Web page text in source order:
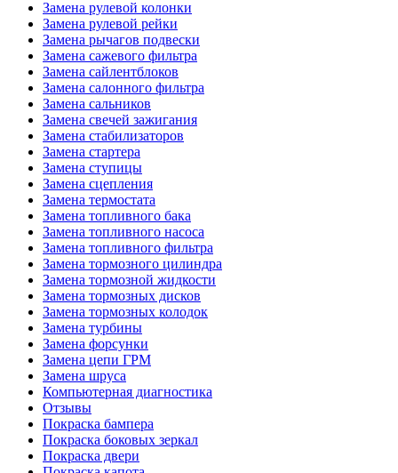
Замена рулевой колонки
Замена рулевой рейки
Замена рычагов подвески
Замена сажевого фильтра
Замена сайлентблоков
Замена салонного фильтра
Замена сальников
Замена свечей зажигания
Замена стабилизаторов
Замена стартера
Замена ступицы
Замена сцепления
Замена термостата
Замена топливного бака
Замена топливного насоса
Замена топливного фильтра
Замена тормозного цилиндра
Замена тормозной жидкости
Замена тормозных дисков
Замена тормозных колодок
Замена турбины
Замена форсунки
Замена цепи ГРМ
Замена шруса
Компьютерная диагностика
Отзывы
Покраска бампера
Покраска боковых зеркал
Покраска двери